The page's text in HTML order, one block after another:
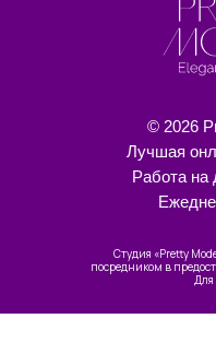
Студия «Pretty
посредником в
Для
© 2026
Лучшая
Работа на